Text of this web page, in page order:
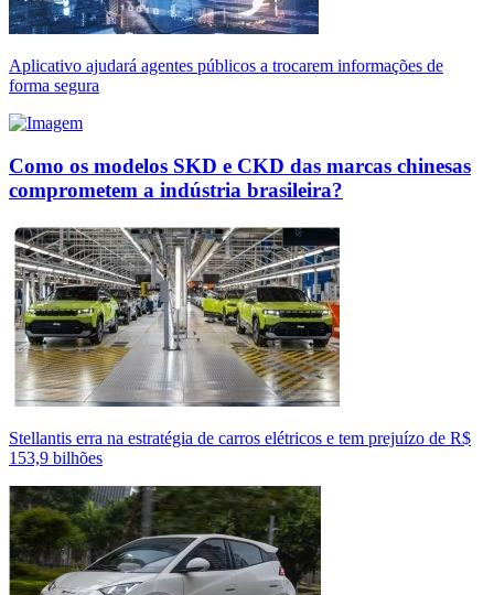
Aplicativo ajudará agentes públicos a trocarem informações de
forma segura
Como os modelos SKD e CKD das marcas chinesas
comprometem a indústria brasileira?
Stellantis erra na estratégia de carros elétricos e tem prejuízo de R$
153,9 bilhões